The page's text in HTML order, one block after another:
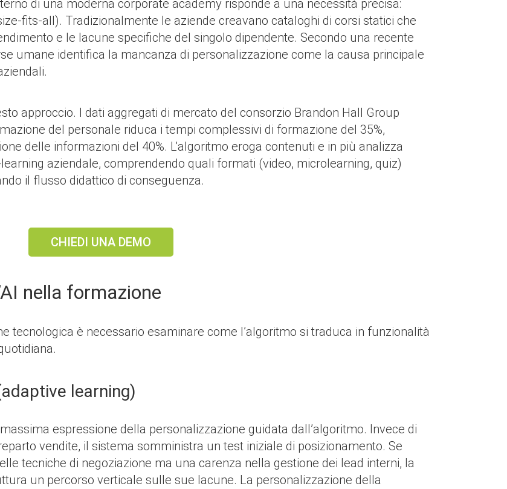
di una moderna corporate academy risponde a una necessità precisa:
fits-all). Tradizionalmente le aziende creavano cataloghi di corsi statici che
e le lacune specifiche del singolo dipendente. Secondo una recente
umane identifica la mancanza di personalizzazione come la causa principale
approccio. I dati aggregati di mercato del consorzio Brandon Hall Group
del personale riduca i tempi complessivi di formazione del 35%,
delle informazioni del 40%. L’algoritmo eroga contenuti e in più analizza
aziendale, comprendendo quali formati (video, microlearning, quiz)
il flusso didattico di conseguenza.
CHIEDI UNA DEMO
nella formazione
tecnologica è necessario esaminare come l’algoritmo si traduca in funzionalità
learning)
espressione della personalizzazione guidata dall’algoritmo. Invece di
vendite, il sistema somministra un test iniziale di posizionamento. Se
tecniche di negoziazione ma una carenza nella gestione dei lead interni, la
un percorso verticale sulle sue lacune. La personalizzazione della